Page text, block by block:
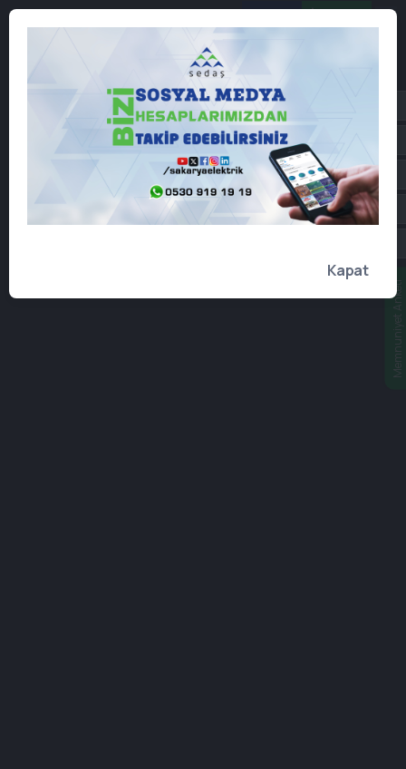
Memnuniyet Anketi
Online İşlemler
Kapat